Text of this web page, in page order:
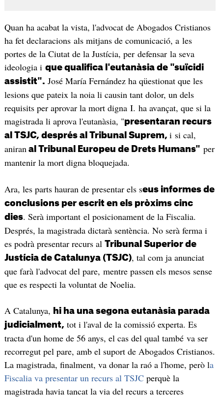
Quan ha acabat la vista, l'advocat de Abogados Cristianos
ha fet declaracions als mitjans de comunicació, a les
portes de la Ciutat de la Justícia, per defensar la seva
ideologia i que qualifica l'eutanàsia de "suïcidi
assistit". José María Fernández ha qüestionat que les
lesions que pateix la noia li causin tant dolor, un dels
requisits per aprovar la mort digna I. ha avançat, que si la
magistrada li aprova l'eutanàsia, "presentaran recurs
al TSJC, després al Tribunal Suprem, i si cal,
aniran al Tribunal Europeu de Drets Humans" per
mantenir la mort digna bloquejada.
Ara, les parts hauran de presentar els seus informes de
conclusions per escrit en els pròxims cinc
dies. Serà important el posicionament de la Fiscalia.
Després, la magistrada dictarà sentència. No serà ferma i
es podrà presentar recurs al Tribunal Superior de
Justícia de Catalunya (TSJC), tal com ja anunciat
que farà l'advocat del pare, mentre passen els mesos sense
que es respecti la voluntat de Noelia.
A Catalunya, hi ha una segona eutanàsia parada
judicialment, tot i l'aval de la comissió experta. Es
tracta d'un home de 56 anys, el cas del qual també va ser
recorregut pel pare, amb el suport de Abogados Cristianos.
La magistrada, finalment, va donar la raó a l'home, però la
Fiscalia va presentar un recurs al TSJCperquè la
magistrada havia tancat la via del recurs a terceres